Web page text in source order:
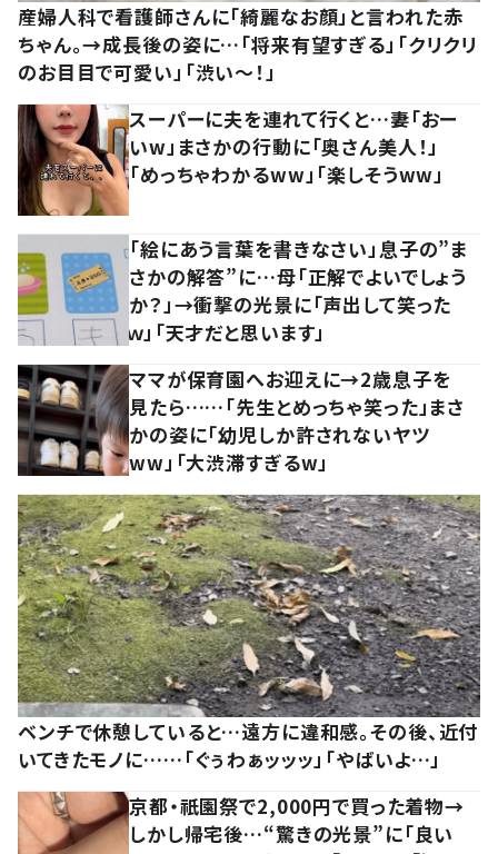
産婦人科で看護師さんに「綺麗なお顔」と言われた赤
ちゃん。→成長後の姿に…「将来有望すぎる」「クリクリ
のお目目で可愛い」「渋い～！」
スーパーに夫を連れて行くと…妻「おー
いw」まさかの行動に「奥さん美人！」
「めっちゃわかるww」「楽しそうww」
「絵にあう言葉を書きなさい」息子の”ま
さかの解答”に…母「正解でよいでしょう
か？」→衝撃の光景に「声出して笑った
ｗ」「天才だと思います」
ママが保育園へお迎えに→2歳息子を
見たら……「先生とめっちゃ笑った」まさ
かの姿に「幼児しか許されないヤツ
ww」「大渋滞すぎるw」
ベンチで休憩していると…遠方に違和感。その後、近付
いてきたモノに……「ぐぅわぁッッッ」「やばいよ…」
京都・祇園祭で2,000円で買った着物→
しかし帰宅後…“驚きの光景”に「良い